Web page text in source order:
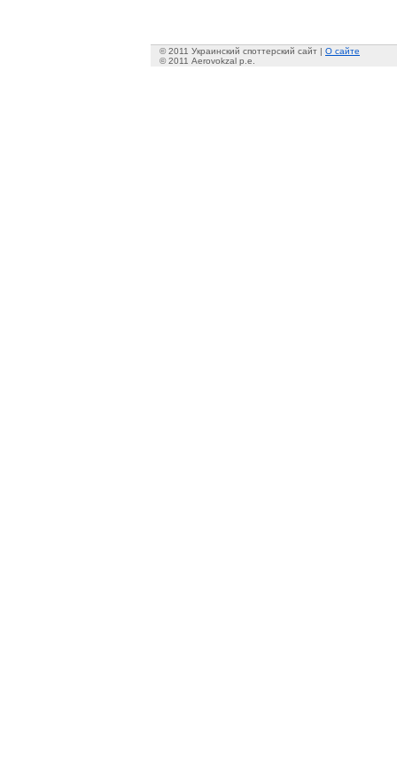
© 2011 Украинский споттерский сайт | О сайте
© 2011 Aerovokzal p.e.